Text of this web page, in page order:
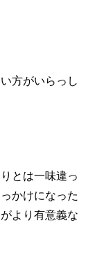
方がいらっし
とは一味違っ
かけになった
より有意義な